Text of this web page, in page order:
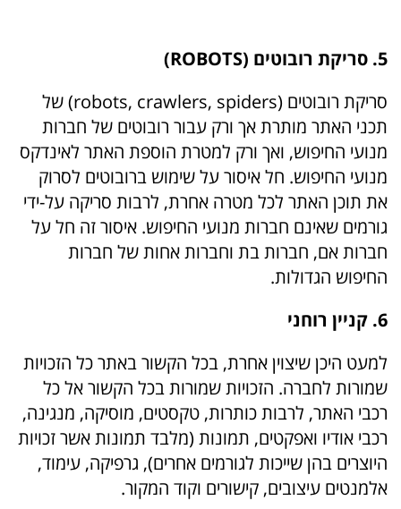
5. סריקת רובוטים ( ROBOTS
)
סריקת רובוטים (robots, crawlers, spiders) של
תכני האתר מותרת אך ורק עבור רובוטים של חברות
מנועי החיפוש, ואך ורק למטרת הוספת האתר לאינדקס
מנועי החיפוש. חל איסור על שימוש ברובוטים לסרוק
את תוכן האתר לכל מטרה אחרת, לרבות סריקה על-ידי
גורמים שאינם חברות מנועי החיפוש. איסור זה חל על
חברות אם, חברות בת וחברות אחות של חברות
החיפוש הגדולות.
6. קניין רוחני
למעט היכן שיצוין אחרת, בכל הקשור באתר כל הזכויות
שמורות לחברה. הזכויות שמורות בכל הקשור אל כל
רכבי האתר, לרבות כותרות, טקסטים, מוסיקה, מנגינה,
רכבי אודיו ואפקטים, תמונות (מלבד תמונות אשר זכויות
היוצרים בהן שייכות לגורמים אחרים), גרפיקה, עימוד,
אלמנטים עיצובים, קישורים וקוד המקור.